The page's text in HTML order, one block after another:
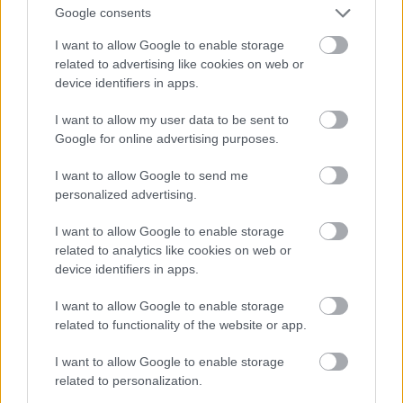
Google consents
I want to allow Google to enable storage
related to advertising like cookies on web or
device identifiers in apps.
I want to allow my user data to be sent to
Google for online advertising purposes.
I want to allow Google to send me
personalized advertising.
I want to allow Google to enable storage
related to analytics like cookies on web or
device identifiers in apps.
I want to allow Google to enable storage
related to functionality of the website or app.
I want to allow Google to enable storage
related to personalization.
reakció, hogy nem megy be. se az autós, se a cége.
Nálunk a partnerek kiválasztási szempontjai között
szerepel, hogy ne legyen a Hungárián belül. Igaz,
Valószínűleg arra is van válasz, hogy "hol tegyem le
az autót?"
16 éve
Ha csak azok mennének be, akinél valóban indokolt
vagy árut szállít, vagy szobát festeni megy vödrökkel
és létrákkal), akkor Budapesten nem lenne dugó a
És igen, mint fentebb írtam, sok-sok P+R kell
Budapestnek. És színvonalasabb tömegközlekedés is